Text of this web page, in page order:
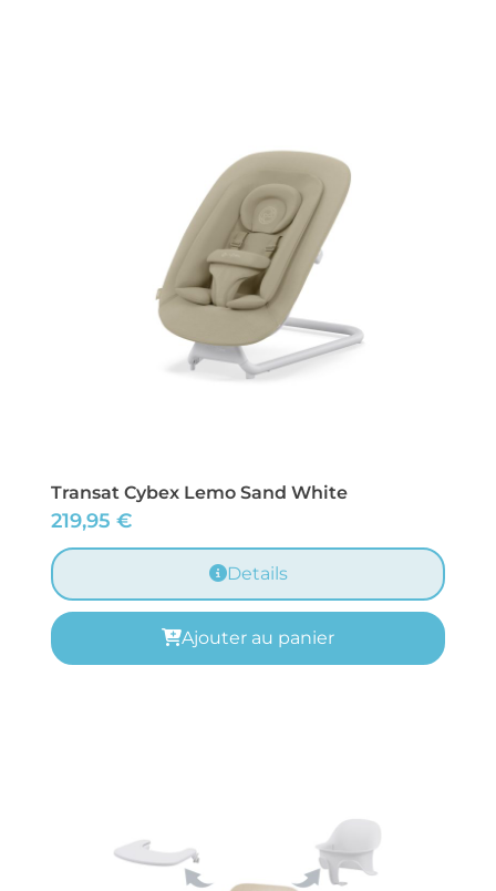
Transat Cybex Lemo Sand White
219,95 €
Details
Ajouter au panier